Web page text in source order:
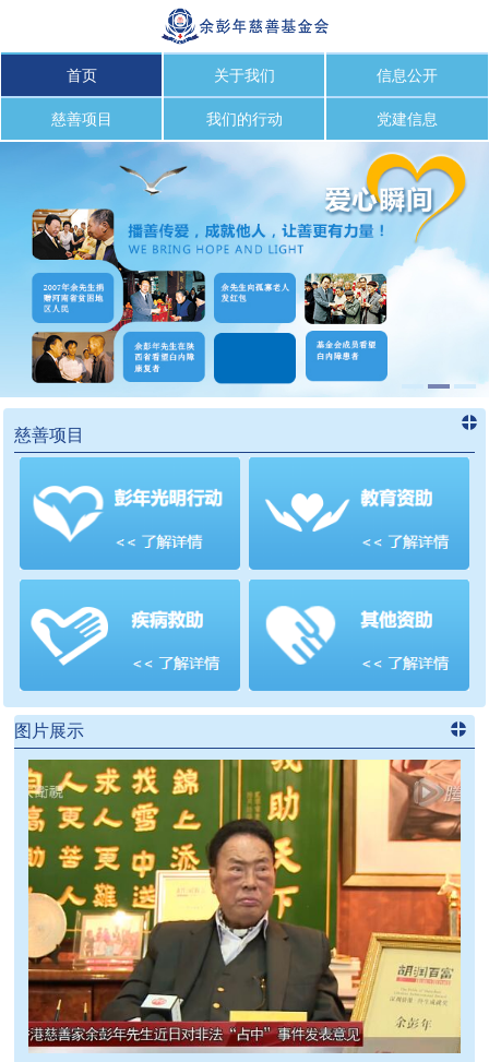
首页 关于我们 信息公开
慈善项目 我们的行动 党建信息
慈善项目
进入慈
>>
图片展示
建信息
频道